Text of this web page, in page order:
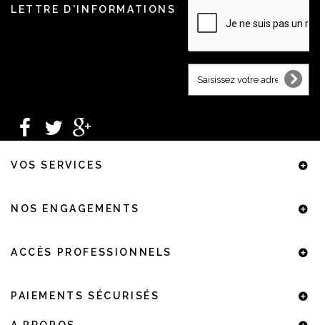
LETTRE D'INFORMATIONS
VOS SERVICES
NOS ENGAGEMENTS
ACCÈS PROFESSIONNELS
PAIEMENTS SÉCURISÉS